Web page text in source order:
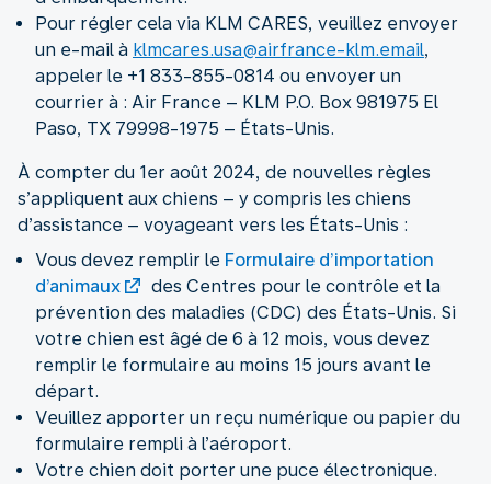
Pour régler cela via KLM CARES, veuillez envoyer
un e-mail à klmcares.usa@airfrance-klm.email,
appeler le +1 833-855-0814 ou envoyer un
courrier à : Air France – KLM P.O. Box 981975 El
Paso, TX 79998-1975 – États-Unis.
À compter du 1er août 2024, de nouvelles règles
s’appliquent aux chiens – y compris les chiens
d’assistance – voyageant vers les États-Unis :
Vous devez remplir le Formulaire d’importation
d’animaux
des Centres pour le contrôle et la
prévention des maladies (CDC) des États-Unis. Si
votre chien est âgé de 6 à 12 mois, vous devez
remplir le formulaire au moins 15 jours avant le
départ.
Veuillez apporter un reçu numérique ou papier du
formulaire rempli à l’aéroport.
Votre chien doit porter une puce électronique.